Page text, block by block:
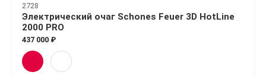
2728
Электрический очаг Schones Feuer 3D HotLine
2000 PRO
437 000 ₽